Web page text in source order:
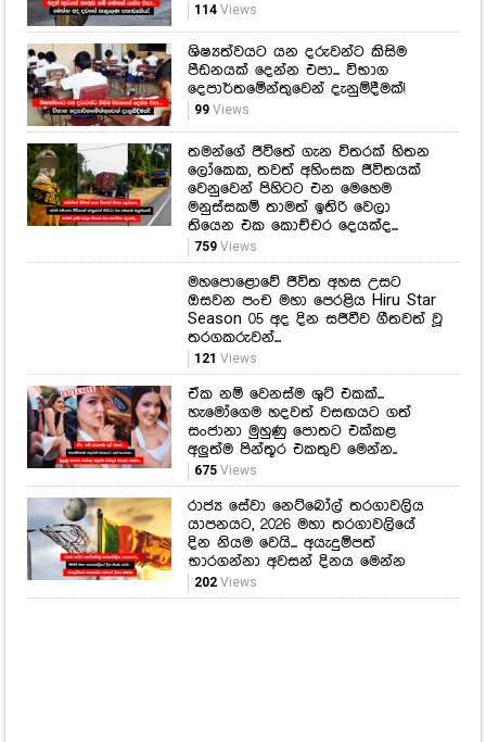
114Views
ශිෂ්‍යත්වයට යන දරුවන්ට කිසිම
පීඩනයක් දෙන්න එපා... විභාග
දෙපාර්තමේන්තුවෙන් දැනුම්දීමක්!
99Views
තමන්ගේ ජීවිතේ ගැන විතරක් හිතන
ලෝකෙක, තවත් අහිංසක ජීවිතයක්
වෙනුවෙන් පිහිටට එන මෙහෙම
මනුස්සකම් තාමත් ඉතිරි වෙලා
තියෙන එක කොච්චර දෙයක්ද...
759Views
මහපොළොවේ ජීවිත අහස උසට
ඔසවන පංච මහා පෙරළිය Hiru Star
Season 05 අද දින සජීවීව ගීතවත් වූ
තරගකරුවන්...
121 Views
ඒක නම් වෙනස්ම ශුට් එකක්...
හැමෝගෙම හදවත් වසඟයට ගත්
සංජානා මුහුණු පොතට එක්කළ
අලුත්ම පින්තූර එකතුව මෙන්න..
675Views
රාජ්‍ය සේවා නෙට්බෝල් තරගාවලිය
යාපනයට, 2026 මහා තරගාවලියේ
දින නියම වෙයි... අයැදුම්පත්
භාරගන්නා අවසන් දිනය මෙන්න
202Views